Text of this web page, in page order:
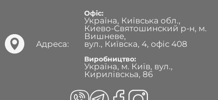
Адреса:
Офіс:
Україна, Київська обл.,
Киево-Святошинский р-н, м.
Вишневе,
вул., Київска, 4, офіс 408
Виробництво:
Україна, м. Київ, вул.,
Кирилівскьа, 86